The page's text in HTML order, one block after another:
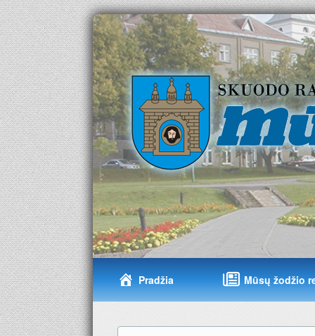
Pradžia Mūsų žodžio